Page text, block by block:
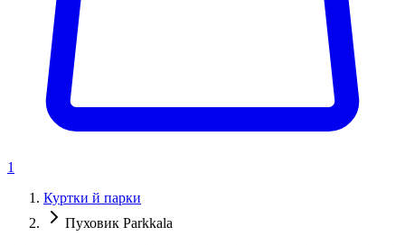
1
Куртки й парки
Пуховик Parkkala